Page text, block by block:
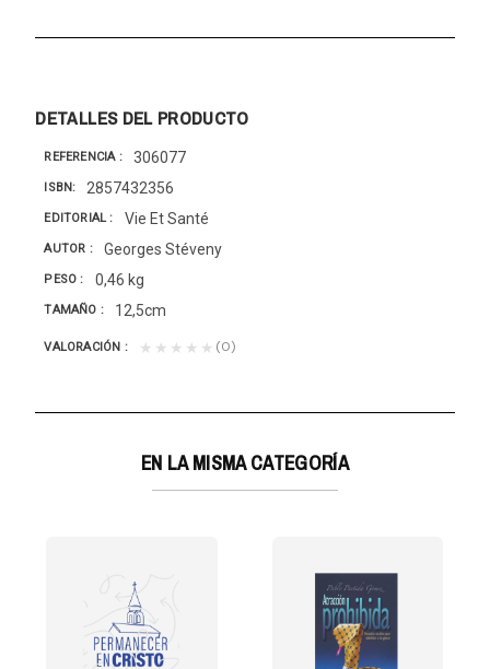
DETALLES DEL PRODUCTO
REFERENCIA 306077
ISBN 2857432356
EDITORIAL Vie Et Santé
AUTOR Georges Stéveny
PESO 0,46 kg
TAMAÑO 12,5cm
VALORACIÓN ★★★★★ (0)
EN LA MISMA CATEGORÍA
ESTILO DE VIDA